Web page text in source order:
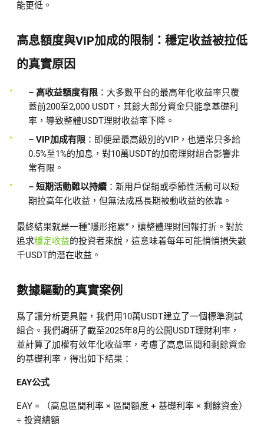
能更低。
高息額度與VIP加成的限制：穩定收益被拉低
的真實原因
– 高收益額度有限 ：大多數平台的最高年化收益率只覆
蓋前200至2,000 USDT，其餘大部分資金只能拿基礎利
率，導致整體USDT理財收益率下降。
– VIP加成有限 ：即便是最高級別的VIP，也通常只多給
0.5%至1%的加息，對10萬USDT的加密理財組合影響非
常有限。
– 短期活動難以持續 ：新用戶促銷或季節性活動可以短
期拉高年化收益，但無法成爲長期被動收益的依靠。
最終結果就是一種“隱形拖累”，讓整體理財回報打折。對於
追求穩定收益的投資者來說，這意味着每年可能悄悄損失數
千USDT的潛在收益。
數據驅動的真實案例
爲了讓分析更具體，我們用10萬USDT建立了一個標準測試
組合。我們調研了截至2025年8月的公開USDT理財利率，
並計算了加權有效年化收益率，考慮了高息區間和剩餘資金
的基礎利率，得出如下結果：
EAY公式
EAY = （高息區間利率 × 區間額度 + 基礎利率 × 剩餘資金）
÷ 投資總額